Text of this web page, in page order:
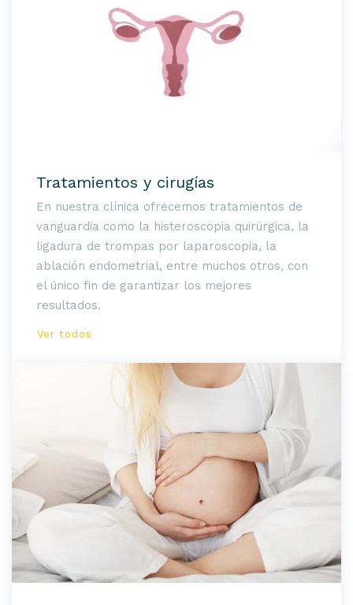
Tratamientos y cirugías
En nuestra clínica ofrecemos tratamientos de
vanguardia como la histeroscopia quirúrgica, la
ligadura de trompas por laparoscopia, la
ablación endometrial, entre muchos otros, con
el único fin de garantizar los mejores
resultados.
Ver todos